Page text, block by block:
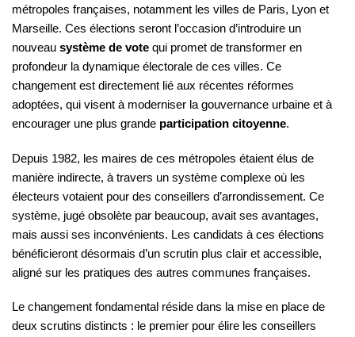
métropoles françaises, notamment les villes de Paris, Lyon et
Marseille. Ces élections seront l’occasion d’introduire un
nouveau système de vote qui promet de transformer en
profondeur la dynamique électorale de ces villes. Ce
changement est directement lié aux récentes réformes
adoptées, qui visent à moderniser la gouvernance urbaine et à
encourager une plus grande participation citoyenne.
Depuis 1982, les maires de ces métropoles étaient élus de
manière indirecte, à travers un système complexe où les
électeurs votaient pour des conseillers d’arrondissement. Ce
système, jugé obsolète par beaucoup, avait ses avantages,
mais aussi ses inconvénients. Les candidats à ces élections
bénéficieront désormais d’un scrutin plus clair et accessible,
aligné sur les pratiques des autres communes françaises.
Le changement fondamental réside dans la mise en place de
deux scrutins distincts : le premier pour élire les conseillers